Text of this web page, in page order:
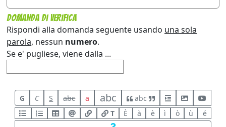
Domanda di verifica
Rispondi alla domanda seguente usando una sola
parola, nessun numero.
Se e' pugliese, viene dalla ...
G C S abc a abc
abc
T
È à è ì ò ù é